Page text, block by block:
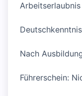
Nach
Führerschein: